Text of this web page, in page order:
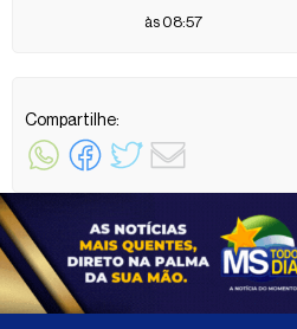
às 08:57
Compartilhe: